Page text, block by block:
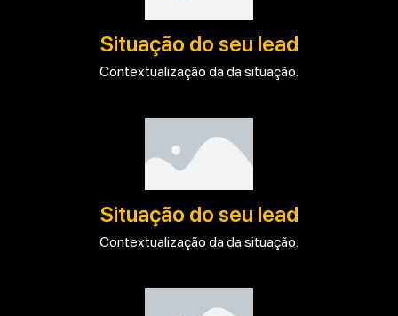
Situação do seu lead
Contextualização da da situação.
Situação do seu lead
Contextualização da da situação.